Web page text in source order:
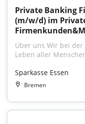
Private Banking
(m/w/d) im
Über uns Wir bei der
Leben aller
Sparkasse Essen
Bremen